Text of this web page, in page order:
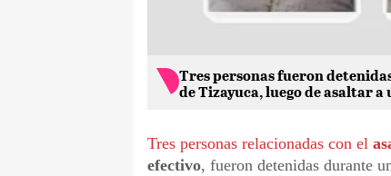
Tres personas fueron
de Tizayuca, luego de asaltar
Tres personas relacionadas con el
efectivo, fueron detenidas durante